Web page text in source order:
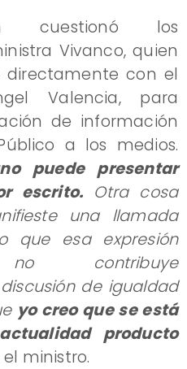
cuestionó los
Vivanco, quien
directamente con el
Valencia, para
de información
a los medios.
puede presentar
escrito. Otra cosa
una llamada
que esa expresión
no contribuye
de igualdad
yo creo que se está
producto
ministro.